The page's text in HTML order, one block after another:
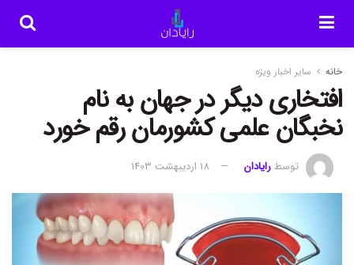
خانه سایر اخبار ویژه
افتخاری دیگر در جهان به نام
نخبگان علمی کشورمان رقم خورد
توسطرایادان 18 اردیبهشت 1403